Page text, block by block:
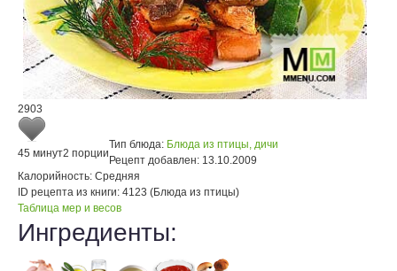
2903
45 минут2 порции
Тип блюда: Блюда из птицы, дичи
Рецепт добавлен: 13.10.2009
Калорийность: Средняя
ID рецепта из книги: 4123 (Блюда из птицы)
Таблица мер и весов
Ингредиенты: